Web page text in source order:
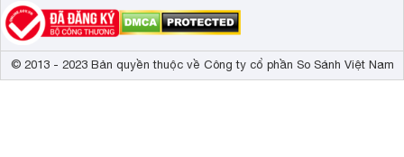
© 2013 - 2023 Bản quyền thuộc về Công ty cổ phần So Sánh Việt Nam